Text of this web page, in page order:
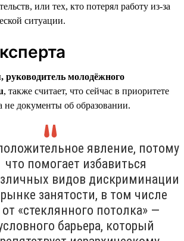
или тех, кто потерял работу из-за
ситуации.
молодёжного
, также считает, что сейчас в приоритете
не документы об образовании.
явление, потому
что помогает избавиться
видов дискриминации
занятости, в том числе
от «стеклянного потолка» —
барьера, который